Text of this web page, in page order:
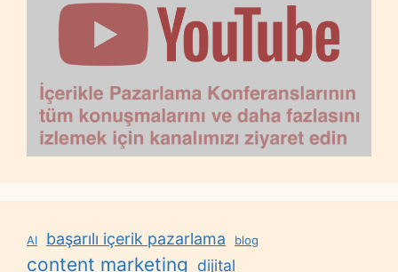
AI başarılı içerik pazarlama blog
content marketing dijital